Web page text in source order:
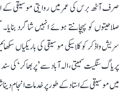
صرف آٹھ برس کی عمر میں روایتی موسیقی کے
صلاحیتوں کو پہچانتے ہوئے انہیں شاگرد
پریاگ سنگیت سمیتی، الہ آباد سے ’پربھاکر‘ کی
میں موسیقی کے استاد کے طور پر خدمات انجام